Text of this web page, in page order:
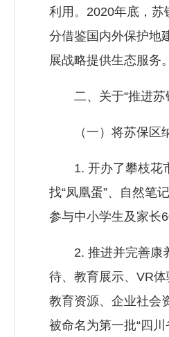
利用。2020年底，
分借鉴国内外保护地
展战略提供生态服务。
二、关于“推进苏
（一）将苏保区纳
1. 开办了攀枝花市
找“凤凰蛋”、自然笔
参与中小学生及家长
2. 推进并完善康养
待、教育展示、VR
教育资源、企业社会
被命名为第一批“四